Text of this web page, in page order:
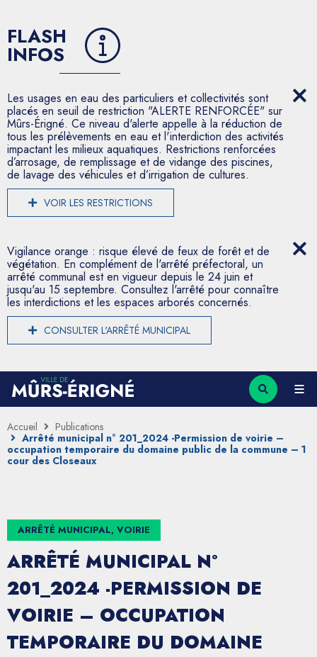
FLASH
INFOS
Les usages en eau des particuliers et collectivités sont
placés en seuil de restriction "ALERTE RENFORCÉE" sur
Mûrs-Érigné. Ce niveau d'alerte appelle à la réduction de
tous les prélèvements en eau et l'interdiction des activités
impactant les milieux aquatiques. Restrictions renforcées
d’arrosage, de remplissage et de vidange des piscines,
de lavage des véhicules et d’irrigation de cultures.
VOIR LES RESTRICTIONS
Vigilance orange : risque élevé de feux de forêt et de
végétation. En complément de l'arrêté préfectoral, un
arrêté communal est en vigueur depuis le 24 juin et
jusqu'au 15 septembre. Consultez l'arrêté pour connaître
les interdictions et les espaces arborés concernés.
CONSULTER L'ARRÊTÉ MUNICIPAL
Accueil
Publications
Arrêté municipal n° 201_2024 -Permission de voirie –
occupation temporaire du domaine public de la commune – 1
cour des Closeaux
ARRÊTÉ MUNICIPAL, VOIRIE
ARRÊTÉ MUNICIPAL N°
201_2024 -PERMISSION DE
VOIRIE – OCCUPATION
TEMPORAIRE DU DOMAINE